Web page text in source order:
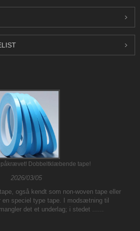
påkrævet! Dobbeltklæbende tape!
2026/03/05
også kendt som non-woven tape eller
en speciel type tape. I modsætning til
det et underlag; i stedet ......